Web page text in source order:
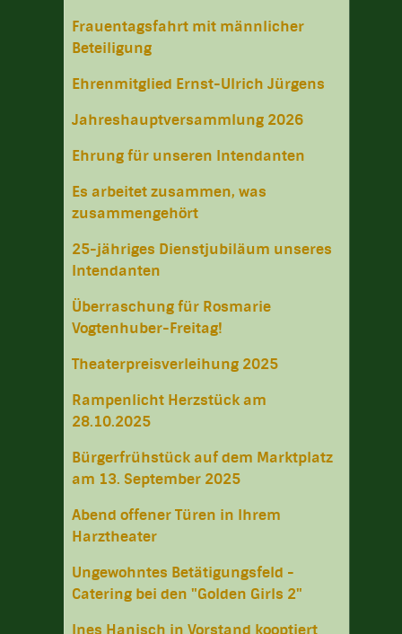
Frauentagsfahrt mit männlicher
Beteiligung
Ehrenmitglied Ernst-Ulrich Jürgens
Jahreshauptversammlung 2026
Ehrung für unseren Intendanten
Es arbeitet zusammen, was
zusammengehört
25-jähriges Dienstjubiläum unseres
Intendanten
Überraschung für Rosmarie
Vogtenhuber-Freitag!
Theaterpreisverleihung 2025
Rampenlicht Herzstück am
28.10.2025
Bürgerfrühstück auf dem Marktplatz
am 13. September 2025
Abend offener Türen in Ihrem
Harztheater
Ungewohntes Betätigungsfeld -
Catering bei den "Golden Girls 2"
Ines Hanisch in Vorstand kooptiert